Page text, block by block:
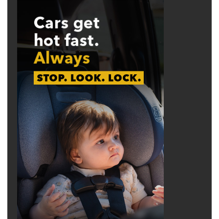
advertisement
Những chuyên gia thông minh hiểu thời điểm
để tác động đến một quyết định là trong